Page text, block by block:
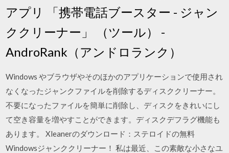
アプリ 「携帯電話ブースター - ジャン
ククリーナー」 （ツール） -
AndroRank（アンドロランク）
Windows やブラウザやそのほかのアプリケーションで使用され
なくなったジャンクファイルを削除するディスククリーナー。
不要になったファイルを簡単に削除し、ディスクをきれいにし
て空き容量を増やすことができます。ディスクデフラグ機能も
あります。 Xleanerのダウンロード：ステロイドの無料
Windowsジャンククリーナー！ 私は最近、この素敵な小さなユ